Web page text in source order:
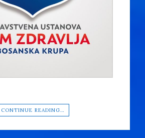
CONTINUE READING…